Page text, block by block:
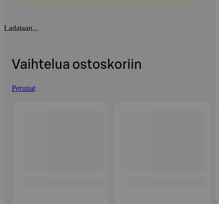
Ladataan...
Vaihtelua ostoskoriin
Perunat